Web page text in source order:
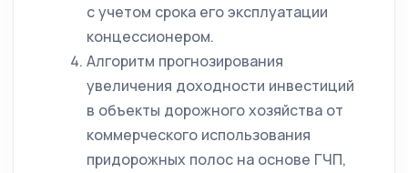
с учетом срока его эксплуатации
концессионером.
Алгоритм прогнозирования
увеличения доходности инвестиций
в объекты дорожного хозяйства от
коммерческого использования
придорожных полос на основе ГЧП,